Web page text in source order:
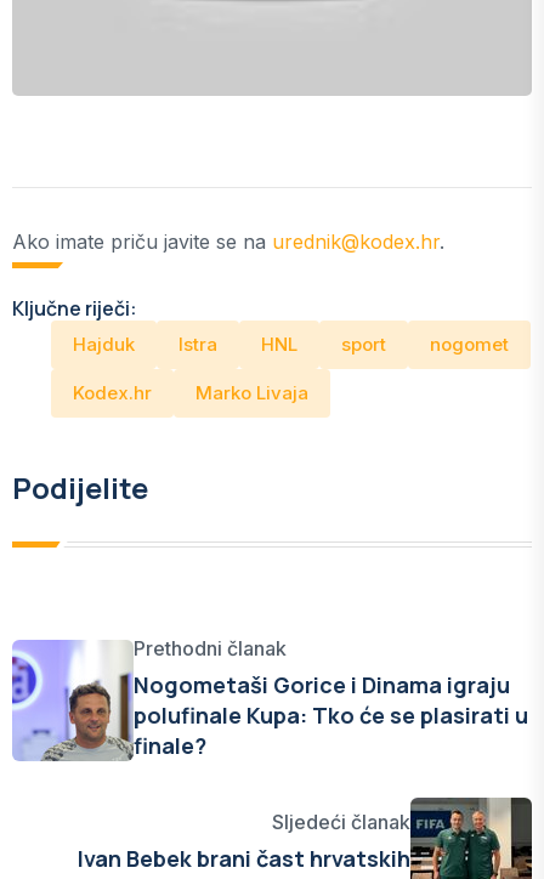
Ako imate priču javite se na urednik@kodex.hr.
Ključne riječi:
Hajduk Istra HNL sport nogomet
Kodex.hr Marko Livaja
Podijelite
Prethodni članak
Nogometaši Gorice i Dinama igraju
polufinale Kupa: Tko će se plasirati u
finale?
Sljedeći članak
Ivan Bebek brani čast hrvatskih